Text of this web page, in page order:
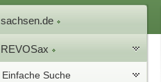
sachsen.de
REVOSax
Einfache Suche